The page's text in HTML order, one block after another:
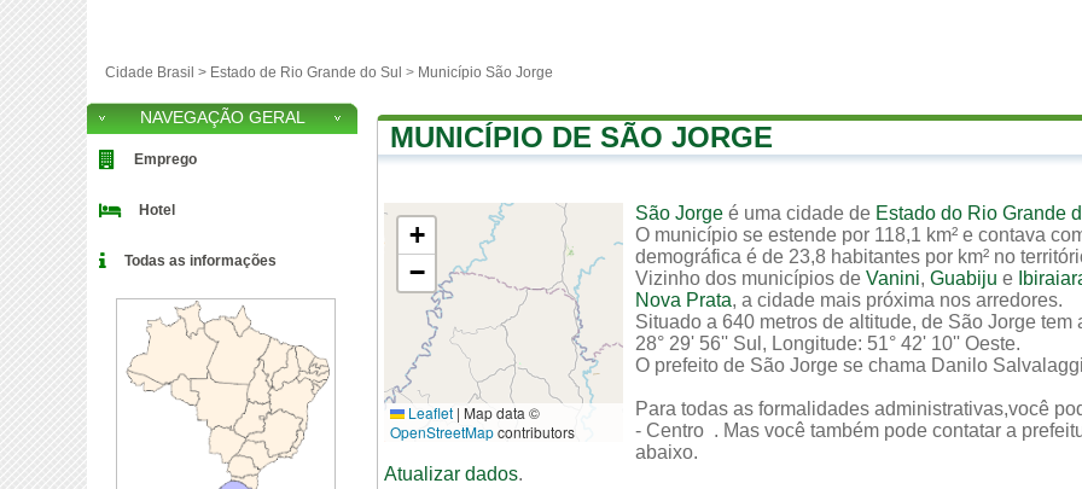
Cidade Brasil > Estado de Rio Grande do Sul > Município São Jorge
MUNICÍPIO DE SÃO JORGE
+
−
Leaflet | Map data ©
OpenStreetMapcontributors
São Jorge é uma cidade de Estado do Rio Grande
O município se estende por 118,1 km² e contava
demográfica é de 23,8 habitantes por km² no
Vizinho dos municípios de Vanini, Guabiju e
Nova Prata, a cidade mais próxima nos arredores.
Situado a 640 metros de altitude, de São Jorge
28° 29' 56'' Sul, Longitude: 51° 42' 10'' Oeste.
O prefeito de São Jorge se chama Danilo
Para todas as formalidades administrativas,você
- Centro . Mas você também pode contatar a
abaixo.
Atualizar dados.
NAVEGAÇÃO GERAL
Emprego
Hotel
Todas as informações